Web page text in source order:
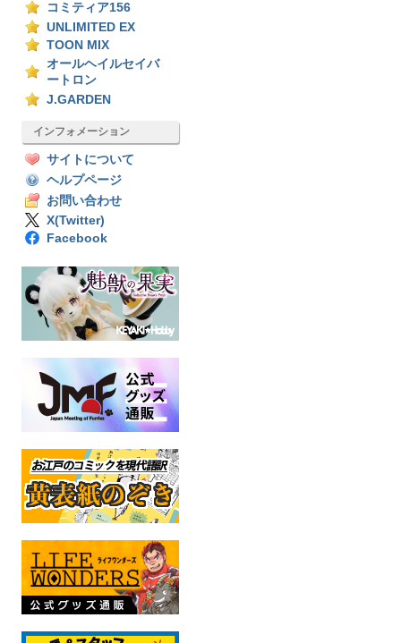
コミティア156
UNLIMITED EX
TOON MIX
オールヘイルセイバ
ートロン
J.GARDEN
インフォメーション
サイトについて
ヘルプページ
お問い合わせ
X(Twitter)
Facebook